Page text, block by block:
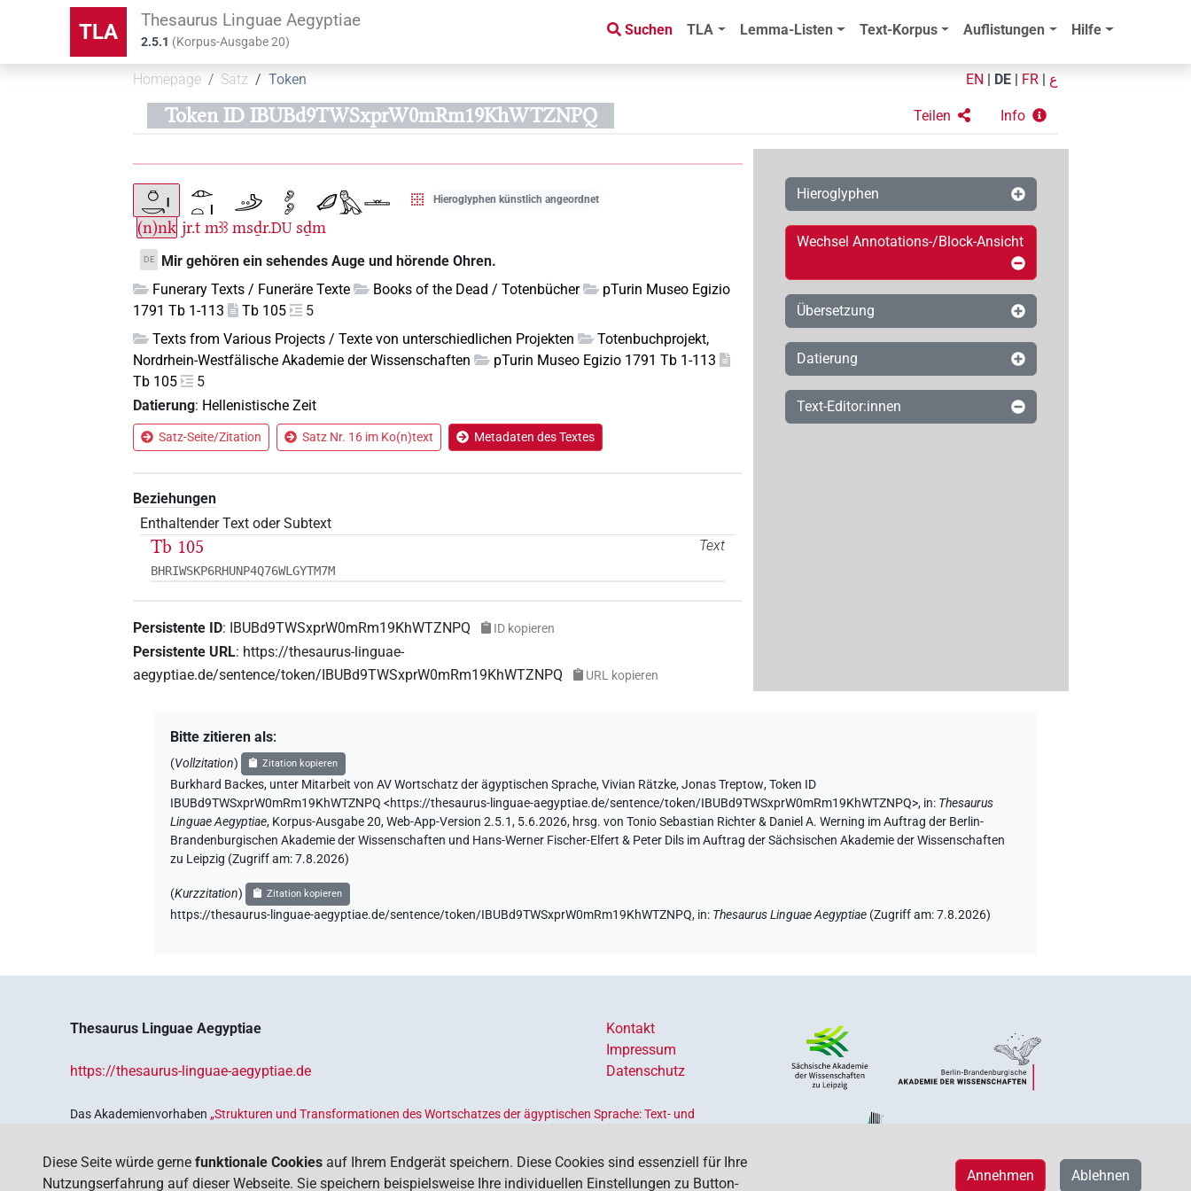
TLA Thesaurus Linguae Aegyptiae
2.5.1 (Korpus-Ausgabe20)
Suchen TLA Lemma-Listen Text-Korpus Auflistungen Hilfe
Homepage Satz Token EN DE FR ع
Token ID IBUBd9TWSxprW0mRm19KhWTZNPQ Teilen Info
Hieroglyphen künstlich angeordnet
(n)nk jr.t mꜣꜣ msḏr.DU sḏm
DE
Mir gehören ein sehendes Auge und hörende Ohren.
Funerary Texts / Funeräre Texte
Books of the Dead / Totenbücher
pTurin Museo Egizio
1791 Tb 1-113
Tb 105
5
Texts from Various Projects / Texte von unterschiedlichen Projekten
Totenbuchprojekt,
Nordrhein-Westfälische Akademie der Wissenschaften
pTurin Museo Egizio 1791 Tb 1-113
Tb 105
5
Datierung: Hellenistische Zeit
Satz-Seite/Zitation Satz Nr. 16 im Ko(n)text Metadaten des Textes
Beziehungen
Enthaltender Text oder Subtext
Text
Tb 105
BHRIWSKP6RHUNP4Q76WLGYTM7M
Persistente ID: IBUBd9TWSxprW0mRm19KhWTZNPQ ID kopieren
Persistente URL: https://thesaurus-linguae-
aegyptiae.de/sentence/token/IBUBd9TWSxprW0mRm19KhWTZNPQ
URL kopieren
Hieroglyphen
Wechsel Annotations-/Block-Ansicht
Übersetzung
Datierung
Text-Editor:innen
Bitte zitieren als:
(Vollzitation) Zitation kopieren
Burkhard Backes, unter Mitarbeit von AV Wortschatz der ägyptischen Sprache,Vivian Rätzke,Jonas Treptow,Token ID
IBUBd9TWSxprW0mRm19KhWTZNPQ <https://thesaurus-linguae-aegyptiae.de/sentence/token/IBUBd9TWSxprW0mRm19KhWTZNPQ>, in: Thesaurus
Linguae Aegyptiae, Korpus-Ausgabe 20, Web-App-Version 2.5.1, 5.6.2026, hrsg. von Tonio Sebastian Richter & Daniel A. Werning im Auftrag der Berlin-
Brandenburgischen Akademie der Wissenschaften und Hans-Werner Fischer-Elfert & Peter Dils im Auftrag der Sächsischen Akademie der Wissenschaften
zu Leipzig (Zugriff am:7.8.2026)
(Kurzzitation) Zitation kopieren
https://thesaurus-linguae-aegyptiae.de/sentence/token/IBUBd9TWSxprW0mRm19KhWTZNPQ, in: Thesaurus Linguae Aegyptiae (Zugriff am:7.8.2026)
Thesaurus Linguae Aegyptiae
https://thesaurus-linguae-aegyptiae.de
Kontakt
Impressum
Datenschutz
Das Akademienvorhaben„Strukturen und Transformationen des Wortschatzes der ägyptischen Sprache: Text- und
Deutschen Akademien der Wissenschaften.
Diese Seite würde gerne funktionale Cookies auf Ihrem Endgerät speichern. Diese Cookies sind essenziell für Ihre
Nutzungserfahrung auf dieser Webseite. Sie speichern beispielsweise Ihre individuellen Einstellungen zu Button-
Ablehnen
Annehmen